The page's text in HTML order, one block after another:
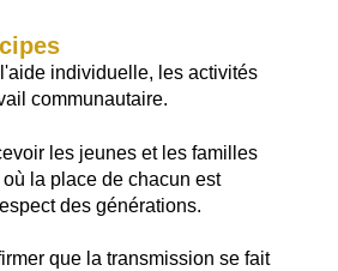
individuelle, les activités
communautaire.
les jeunes et les familles
la place de chacun est
des générations.
que la transmission se fait